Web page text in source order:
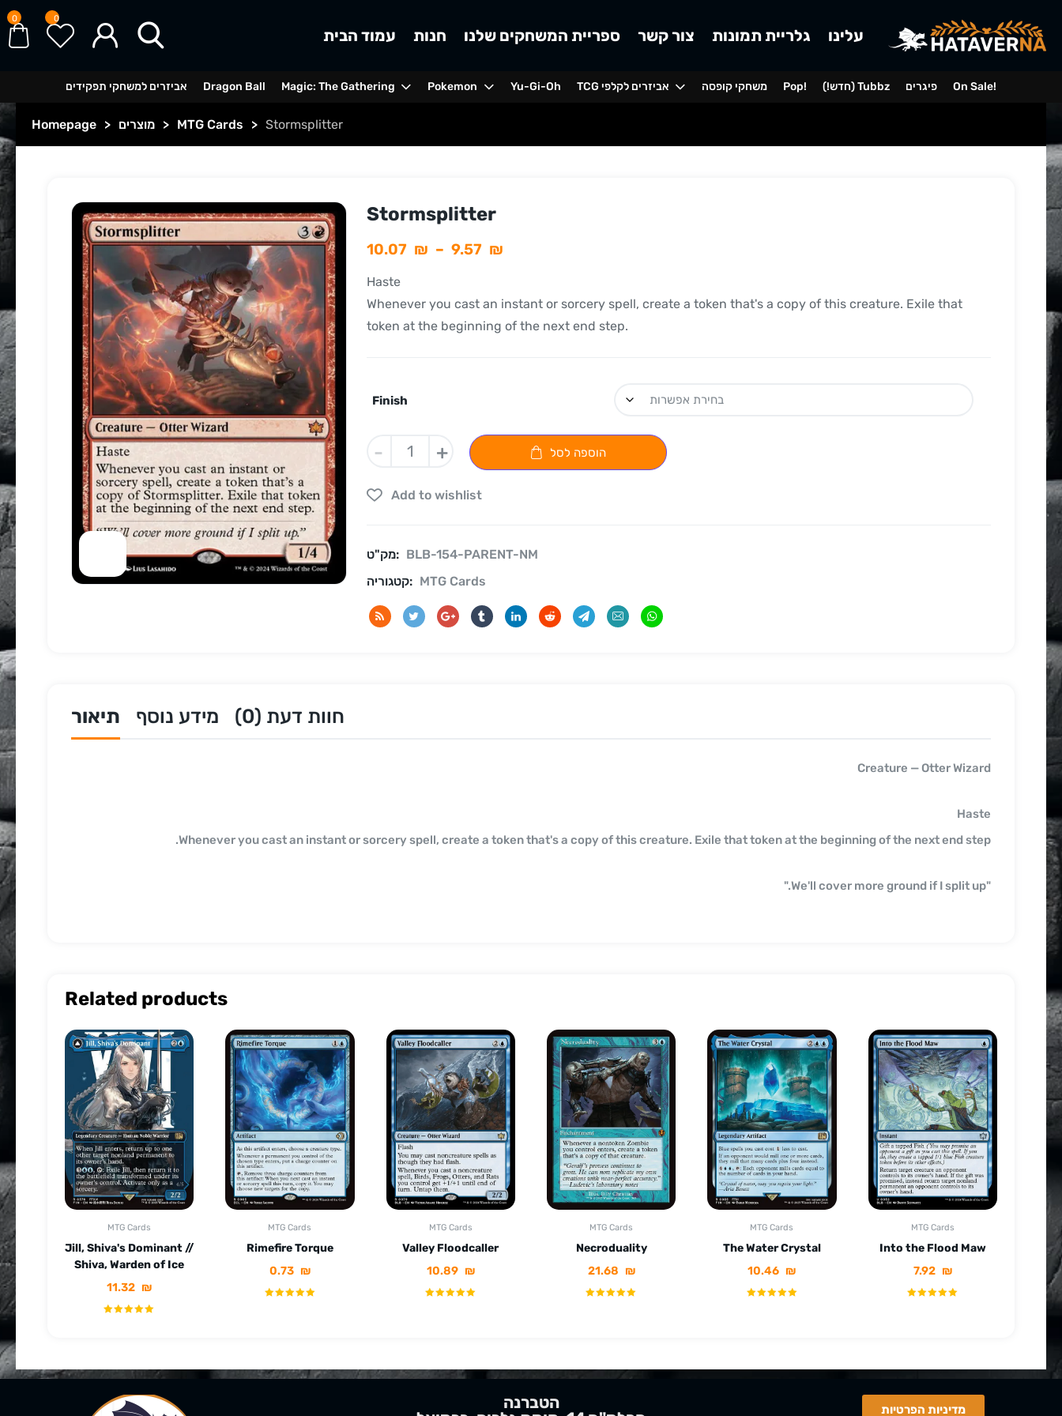
0 0
עמוד הבית חנות ספריית המשחקים שלנו צור קשר גלריית תמונות עלינו
אביזרים למשחקי תפקידים Dragon Ball Magic: The Gathering Pokemon Yu-Gi-Oh TCG אביזרים לקלפי משחקי קופסה Pop! (!חדש) Tubbz פיגרים On Sale!
Homepage > מוצרים > MTG Cards > Stormsplitter
Stormsplitter
9.57 ₪
–
10.07 ₪
Haste
Whenever you cast an instant or sorcery spell, create a token that's a copy of this creature. Exile that
token at the beginning of the next end step.
Finish
- + הוספה לסל
Add to wishlist
מק"ט: BLB-154-PARENT-NM
קטגוריה: MTG Cards
תיאור מידע נוסף חוות דעת (0)
Creature — Otter Wizard
Haste
Whenever you cast an instant or sorcery spell, create a token that's a copy of this creature. Exile that token at the beginning of the next end step.
"We'll cover more ground if I split up."
Related products
MTG Cards
Jill, Shiva's Dominant //
Shiva, Warden of Ice
11.32 ₪
MTG Cards
Rimefire Torque
0.73 ₪
MTG Cards
Valley Floodcaller
10.89 ₪
MTG Cards
Necroduality
21.68 ₪
MTG Cards
The Water Crystal
10.46 ₪
MTG Cards
Into the Flood Maw
7.92 ₪
הטברנה
מדיניות הפרטיות